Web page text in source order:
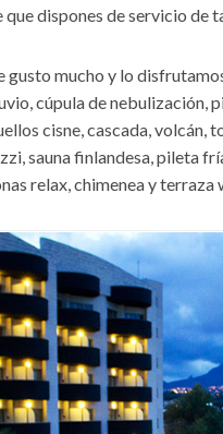
que dispones de servicio de
gusto mucho y lo
cúpula de nebulización,
cisne, cascada, volcán,
sauna finlandesa, pileta
relax, chimenea y